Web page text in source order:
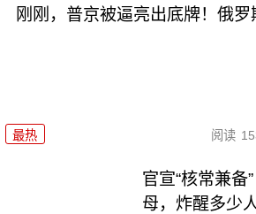
刚刚，普京被逼亮出底牌！俄罗
最热 阅读
官宣“核常兼备
母，炸醒多少